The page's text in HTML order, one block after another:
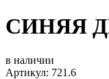
СИНЯЯ
в наличии
Артикул: 721.6